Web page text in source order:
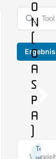
o
n
(
O
A
S
P
A
)
Texte